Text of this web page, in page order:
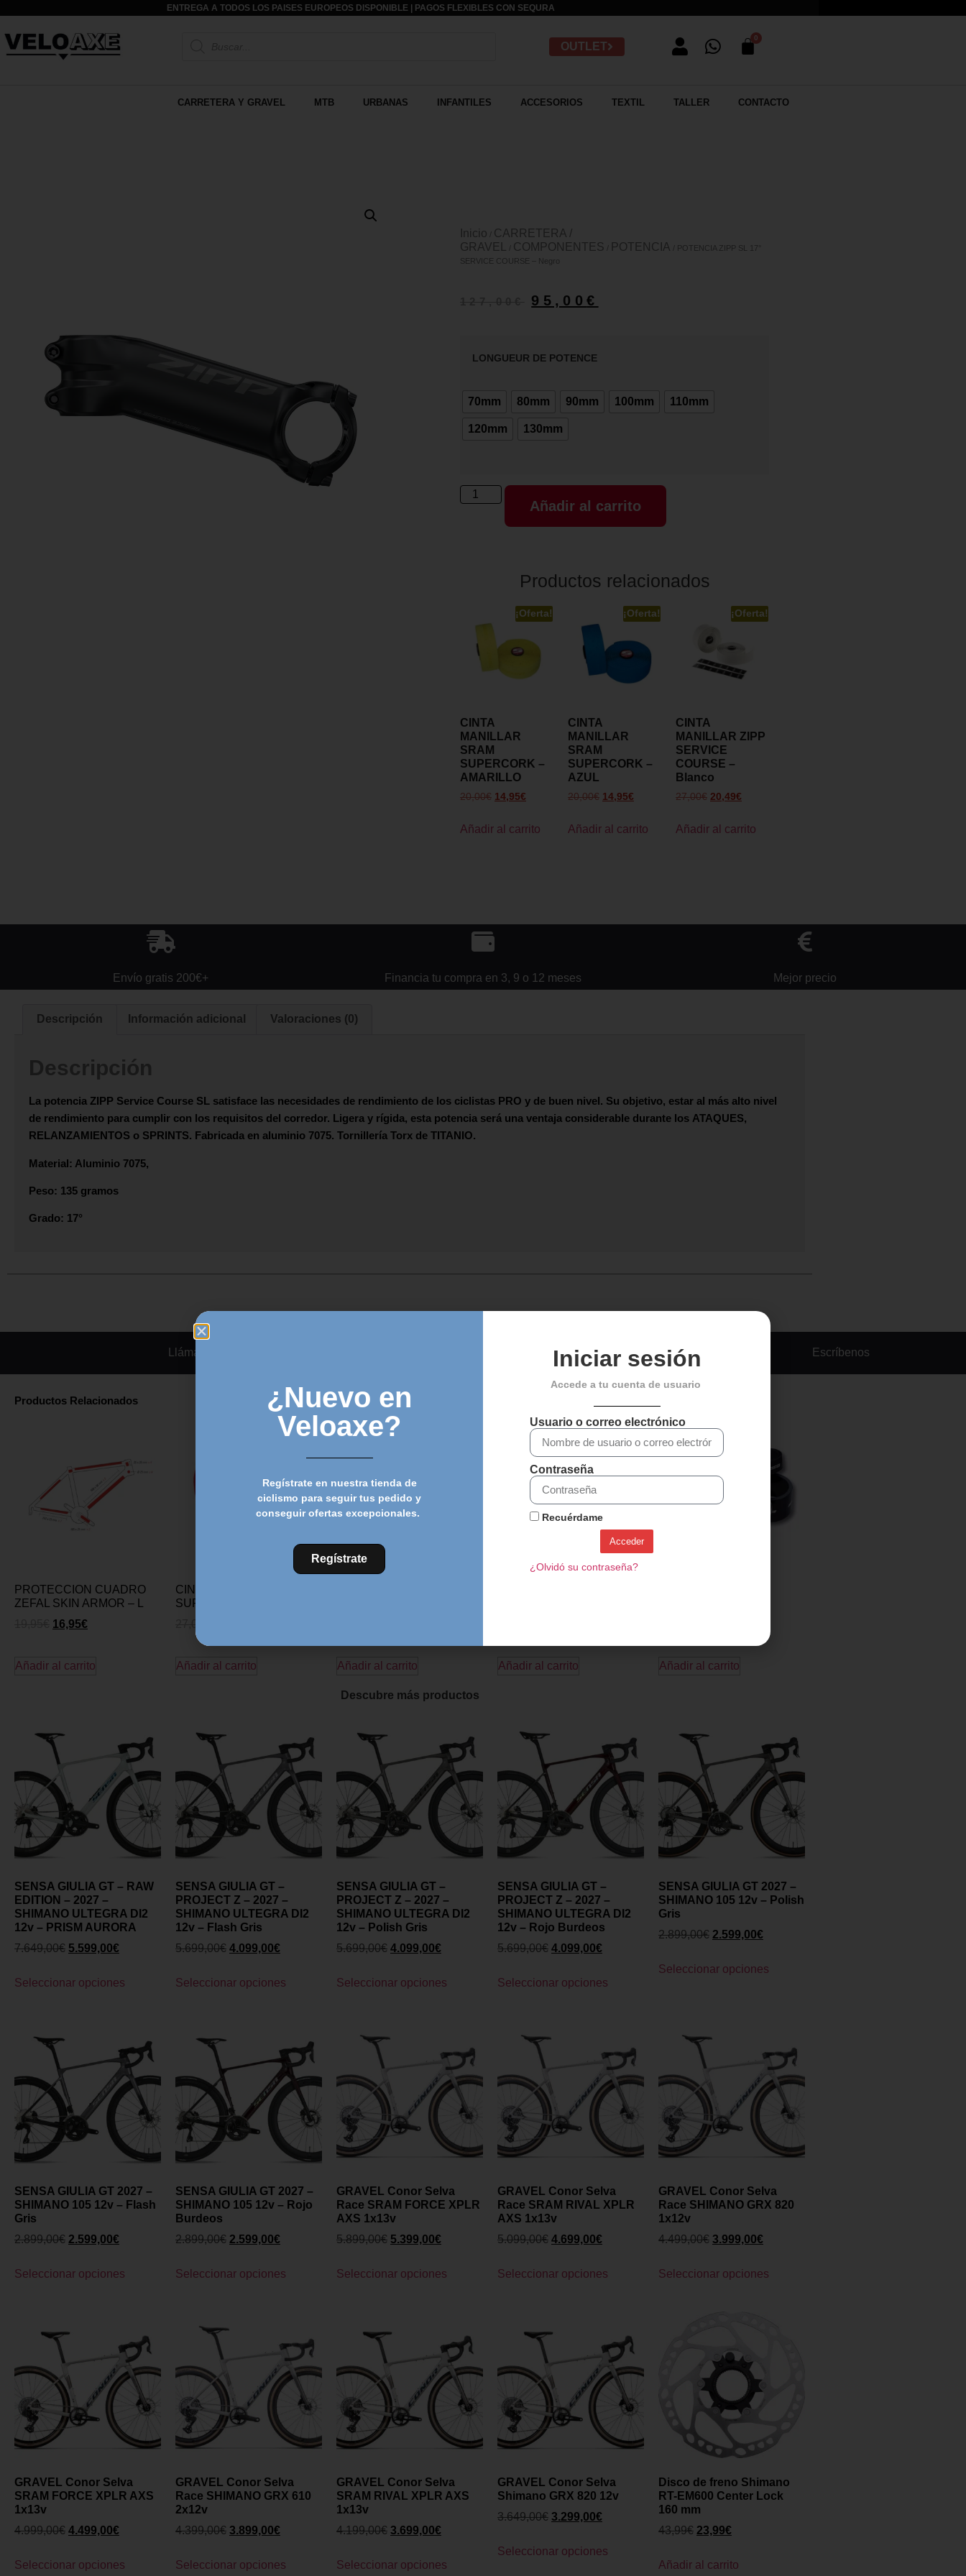
ENTREGA A TODOS LOS PAISES EUROPEOS DISPONIBLE | PAGOS FLEXIBLES CON SEQURA
OUTLET
CARRETERA Y GRAVEL MTB URBANAS INFANTILES ACCESORIOS TEXTIL TALLER CONTACTO
Inicio
CARRETERA /
GRAVEL
COMPONENTES POTENCIA / POTENCIA ZIPP SL 17°
SERVICE COURSE – Negro
95,00€
LONGUEUR DE POTENCE
70mm 80mm 90mm 100mm 110mm
120mm 130mm
Añadir al carrito
Productos relacionados
¡Oferta!
CINTA
MANILLAR
SRAM
SUPERCORK –
AMARILLO
20,00€ 14,95€
Añadir al carrito
¡Oferta!
CINTA
MANILLAR
SRAM
SUPERCORK –
AZUL
20,00€ 14,95€
Añadir al carrito
¡Oferta!
CINTA
MANILLAR ZIPP
SERVICE
COURSE –
Blanco
27,00€ 20,49€
Añadir al carrito
Envío gratis 200€+ Financia tu compra en 3, 9 o 12 meses Mejor precio
Descripción Información adicional Valoraciones (0)
Descripción
La potencia ZIPP Service Course SL satisface las necesidades de rendimiento de los ciclistas PRO y de buen nivel. Su objetivo, estar al más alto nivel
de rendimiento para cumplir con los requisitos del corredor. Ligera y rígida, esta potencia será una ventaja considerable durante los ATAQUES,
RELANZAMIENTOS o SPRINTS. Fabricada en aluminio 7075. Tornillería Torx de TITANIO.
Material: Aluminio 7075,
Peso: 135 gramos
Grado: 17°
Llámanos Escríbenos
Productos Relacionados
PROTECCION CUADRO
ZEFAL SKIN ARMOR – L
16,95€
Añadir al carrito
CINTA MANILLAR SRAM
SUPERSUEDE- Rojo
Añadir al carrito Añadir al carrito Añadir al carrito Añadir al carrito
Descubre más productos
SENSA GIULIA GT – RAW
EDITION – 2027 –
SHIMANO ULTEGRA DI2
12v – PRISM AURORA
7.649,00€ 5.599,00€
Seleccionar opciones
SENSA GIULIA GT –
PROJECT Z – 2027 –
SHIMANO ULTEGRA DI2
12v – Flash Gris
5.699,00€ 4.099,00€
Seleccionar opciones
SENSA GIULIA GT –
PROJECT Z – 2027 –
SHIMANO ULTEGRA DI2
12v – Polish Gris
5.699,00€ 4.099,00€
Seleccionar opciones
SENSA GIULIA GT –
PROJECT Z – 2027 –
SHIMANO ULTEGRA DI2
12v – Rojo Burdeos
5.699,00€ 4.099,00€
Seleccionar opciones
SENSA GIULIA GT 2027 –
SHIMANO 105 12v – Polish
Gris
2.899,00€ 2.599,00€
Seleccionar opciones
SENSA GIULIA GT 2027 –
SHIMANO 105 12v – Flash
Gris
2.899,00€ 2.599,00€
Seleccionar opciones
SENSA GIULIA GT 2027 –
SHIMANO 105 12v – Rojo
Burdeos
2.899,00€ 2.599,00€
Seleccionar opciones
GRAVEL Conor Selva
Race SRAM FORCE XPLR
AXS 1x13v
5.899,00€ 5.399,00€
Seleccionar opciones
GRAVEL Conor Selva
Race SRAM RIVAL XPLR
AXS 1x13v
5.099,00€ 4.699,00€
Seleccionar opciones
GRAVEL Conor Selva
Race SHIMANO GRX 820
1x12v
4.499,00€ 3.999,00€
Seleccionar opciones
GRAVEL Conor Selva
SRAM FORCE XPLR AXS
1x13v
4.999,00€ 4.499,00€
Seleccionar opciones
GRAVEL Conor Selva
Race SHIMANO GRX 610
2x12v
4.399,00€ 3.899,00€
Seleccionar opciones
GRAVEL Conor Selva
SRAM RIVAL XPLR AXS
1x13v
4.199,00€ 3.699,00€
Seleccionar opciones
GRAVEL Conor Selva
Shimano GRX 820 12v
3.649,00€ 3.299,00€
Seleccionar opciones
Disco de freno Shimano
RT-EM600 Center Lock
160 mm
43,99€ 23,99€
Añadir al carrito
¿Nuevo en
Veloaxe?
Regístrate en nuestra tienda de
ciclismo para seguir tus pedido y
conseguir ofertas excepcionales.
Regístrate
Iniciar sesión
Accede a tu cuenta de usuario
Usuario o correo electrónico
Contraseña
Recuérdame
Acceder
¿Olvidó su contraseña?